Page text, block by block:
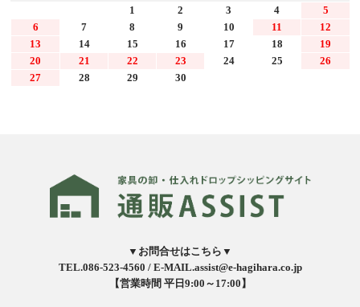
1
2 3 4
5
6
7 8 9 10 11
12
13
14 15 16 17 18
19
20
21 22 23 24 25
26
27
28 29 30
▼お問合せはこちら▼
TEL.086-523-4560 / E-MAIL.assist@e-hagihara.co.jp
【営業時間 平日9:00～17:00】